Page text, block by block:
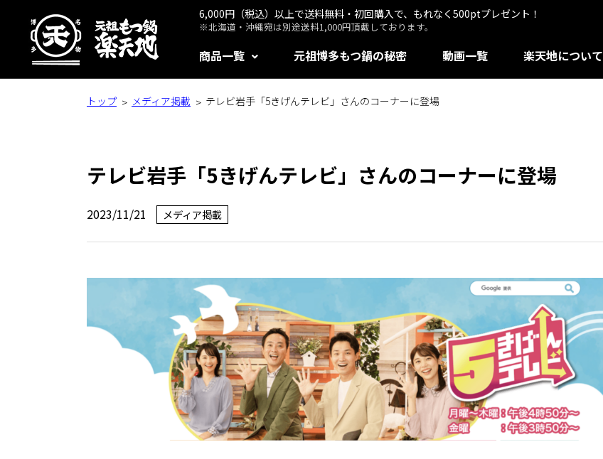
6,000円（税込）以上で送料無料・初回購入で、もれなく500ptプレゼント！
※北海道・沖縄宛は別途送料1,000円頂戴しております。
商品一覧 元祖博多もつ鍋の秘密 動画一覧 楽天地について
トップ メディア掲載 テレビ岩手「5きげんテレビ」さんのコーナーに登場
テレビ岩手「5きげんテレビ」さんのコーナーに登場
2023/11/21 メディア掲載